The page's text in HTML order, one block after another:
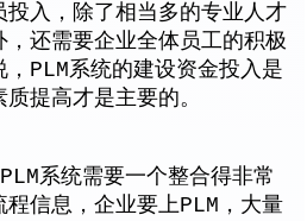
入，除了相当多的专业人才
还需要企业全体员工的积极
PLM系统的建设资金投入是
提高才是主要的。
系统需要一个整合得非常
信息，企业要上PLM，大量